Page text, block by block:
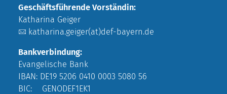
Geschäftsführende Vorständin:
Katharina Geiger
katharina.geiger(at)def-bayern.de
Bankverbindung:
Evangelische Bank
IBAN: DE19 5206 0410 0003 5080 56
BIC: GENODEF1EK1